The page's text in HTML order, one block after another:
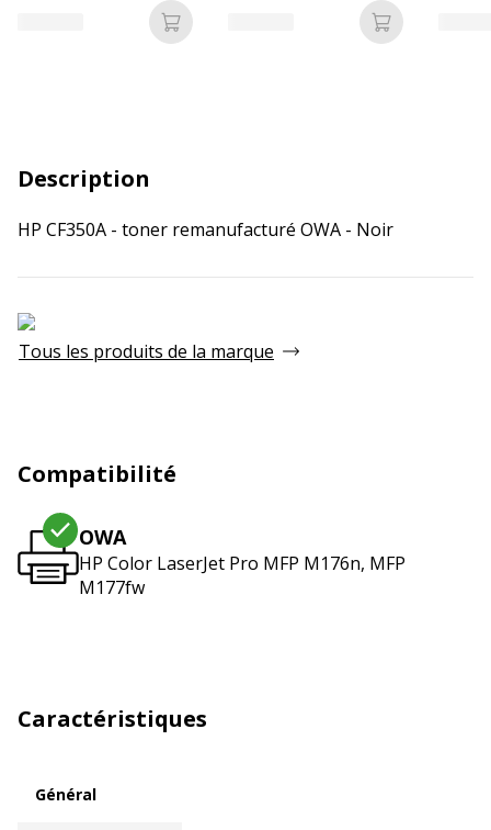
Ajouter au panier Ajouter au
Description
HP CF350A - toner remanufacturé OWA - Noir
Tous les produits de la marque
Compatibilité
OWA
HP Color LaserJet Pro MFP M176n, MFP
M177fw
Caractéristiques
Général